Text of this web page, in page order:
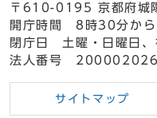
〒610-0195 京都府城
開庁時間 8時30分か
閉庁日 土曜・日曜日、
法人番号
サイトマップ